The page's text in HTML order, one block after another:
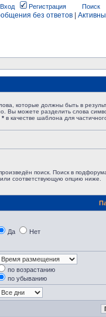
Вход Регистрация Поиск
без ответов
которые должны быть в
Вы можете разделить слова
* в качестве шаблона для
поиск. Поиск в
соответствующую опцию ниже.
Да Нет
по возрастанию
по убыванию